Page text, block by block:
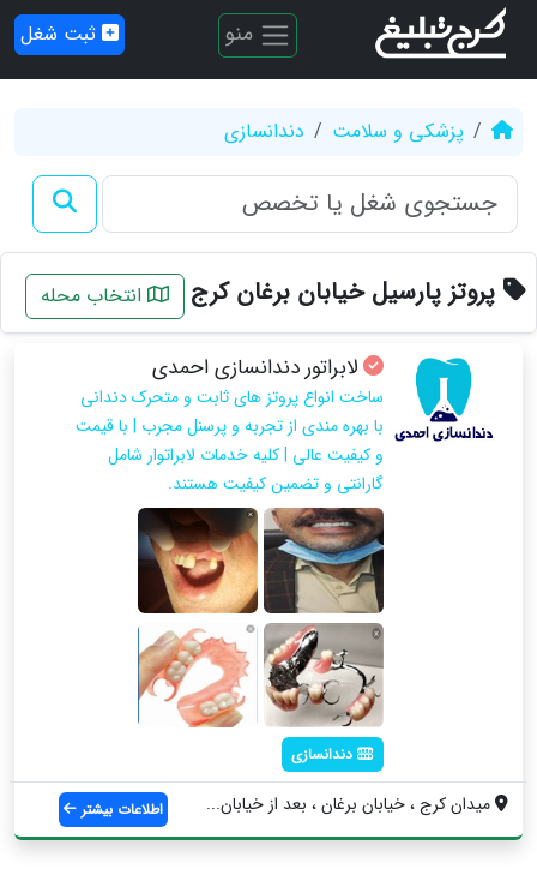
منو ثبت شغل
پزشکی و سلامت دندانسازی
پروتز پارسیل خیابان برغان کرج انتخاب محله
لابراتور دندانسازی احمدی
ساخت انواع پروتز های ثابت و متحرک دندانی
با بهره مندی از تجربه و پرسنل مجرب | با قیمت
و کیفیت عالی | کلیه خدمات لابراتوار شامل
گارانتی و تضمین کیفیت هستند.
دندانسازی
میدان کرج ، خیابان برغان ، بعد از خیابان... اطلاعات بیشتر